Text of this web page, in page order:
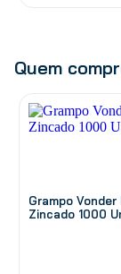
Quem
Grampo Vonder
Zincado 1000